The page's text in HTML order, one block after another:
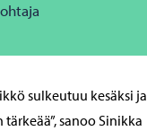
sulkeutuu kesäksi ja
sanoo Sinikka